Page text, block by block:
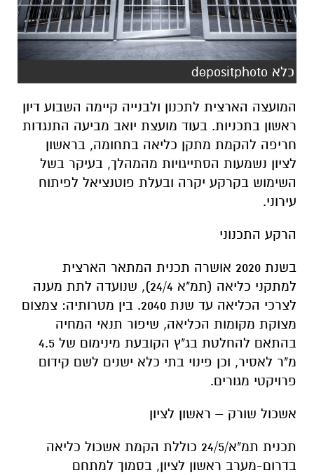
כלא depositphoto
המועצה הארצית לתכנון ולבנייה קיימה השבוע דיון
ראשון בתכניות. בעוד מועצת יואב מביעה התנגדות
חריפה להקמת מתקן כליאה בתחומה, בראשון
לציון נשמעות הסתייגויות מהמהלך, בעיקר בשל
השימוש בקרקע יקרה ובעלת פוטנציאל לפיתוח
עירוני.
הרקע התכנוני
בשנת 2020 אושרה תכנית המתאר הארצית
למתקני כליאה (תמ"א 24/4), שנועדה לתת מענה
לצרכי הכליאה עד שנת 2040. בין מטרותיה: צמצום
מצוקת מקומות הכליאה, שיפור תנאי המחיה
בהתאם להחלטת בג"ץ הקובעת מינימום של 4.5
מ"ר לאסיר, וכן פינוי בתי כלא ישנים לשם קידום
פרויקטי מגורים.
אשכול שורק – ראשון לציון
תכנית תמ"א/24/5 כוללת הקמת אשכול כליאה
בדרום-מערב ראשון לציון, בסמוך למתחם